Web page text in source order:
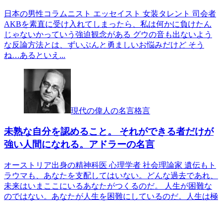
日本の男性コラムニスト エッセイスト 女装タレント 司会者
AKBを素直に受け入れてしまったら、私は何かに負けたん
じゃないかっていう強迫観念がある グウの音も出ないよう
な反論方法とは、ずいぶんと勇ましいお悩みだけど そう
ね…あるといえ...
現代の偉人の名言格言
未熟な自分を認めること。 それができる者だけが
強い人間になれる。アドラーの名言
オーストリア出身の精神科医 心理学者 社会理論家 遺伝もト
ラウマも、あなたを支配してはいない。どんな過去であれ、
未来はいまここにいるあなたがつくるのだ。 人生が困難な
のではない。あなたが人生を困難にしているのだ。人生は極